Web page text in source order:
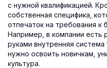
с нужной квалификацией.
собственная специфика,
отпечаток на требования к
Например, в компании есть
руками внутренняя
нужно освоить новичкам,
культура.